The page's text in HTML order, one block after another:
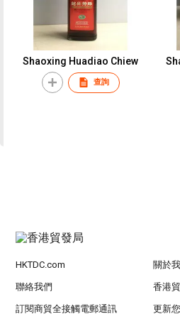
Shaoxing Huadiao Chiew
查詢
HKTDC.com 關於
聯絡我們 香港
訂閱商貿全接觸電郵通訊 更新